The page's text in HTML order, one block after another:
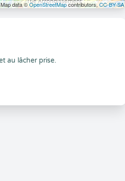
data ©OpenStreetMapcontributors,CC-BY-SA
au lâcher prise.